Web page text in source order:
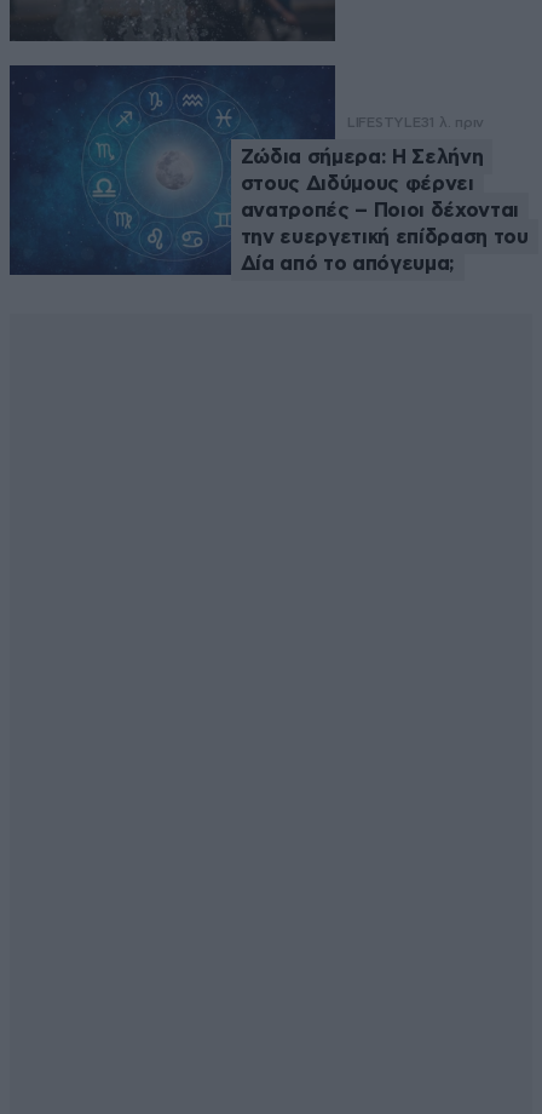
LIFESTYLE31 λ. πριν
Ζώδια σήμερα: Η Σελήνη
στους Διδύμους φέρνει
ανατροπές – Ποιοι δέχονται
την ευεργετική επίδραση του
Δία από το απόγευμα;